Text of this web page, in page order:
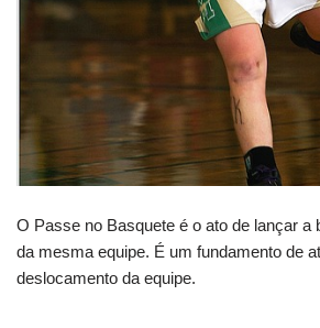
O Passe no Basquete é o ato de lançar a
da mesma equipe. É um fundamento de
deslocamento da equipe.